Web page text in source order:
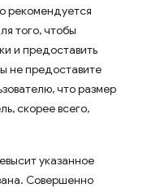
рекомендуется
того, чтобы
и предоставить
не предоставите
что размер
скорее всего,
указанное
Совершенно